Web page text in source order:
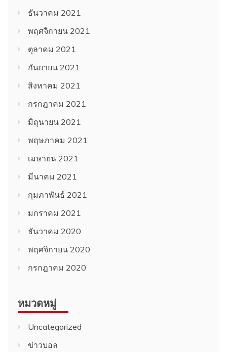
ธันวาคม 2021
พฤศจิกายน 2021
ตุลาคม 2021
กันยายน 2021
สิงหาคม 2021
กรกฎาคม 2021
มิถุนายน 2021
พฤษภาคม 2021
เมษายน 2021
มีนาคม 2021
กุมภาพันธ์ 2021
มกราคม 2021
ธันวาคม 2020
พฤศจิกายน 2020
กรกฎาคม 2020
หมวดหมู่
Uncategorized
ข่าวบอล